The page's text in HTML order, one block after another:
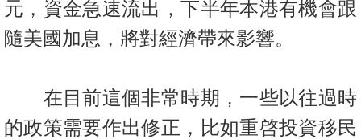
元，資金急速流出，下半年本港有機會跟
隨美國加息，將對經濟帶來影響。
在目前這個非常時期，一些以往過時
的政策需要作出修正，比如重啓投資移民